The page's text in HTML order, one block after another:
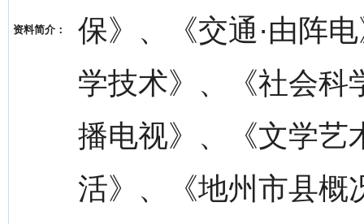
资料简介：
保》、《交通·由阵
学技术》、《社会科
播电视》、《文学艺
活》、《地州市县概